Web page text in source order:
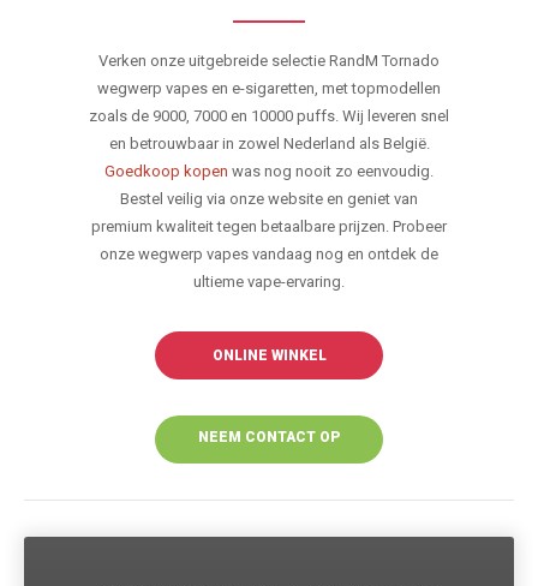
Verken onze uitgebreide selectie RandM Tornado
wegwerp vapes en e-sigaretten, met topmodellen
zoals de 9000, 7000 en 10000 puffs. Wij leveren snel
en betrouwbaar in zowel Nederland als België.
Goedkoop kopen was nog nooit zo eenvoudig.
Bestel veilig via onze website en geniet van
premium kwaliteit tegen betaalbare prijzen. Probeer
onze wegwerp vapes vandaag nog en ontdek de
ultieme vape-ervaring.
ONLINE WINKEL
NEEM CONTACT OP